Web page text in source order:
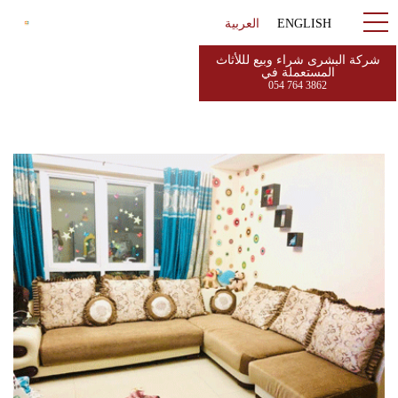
العربية ENGLISH
شركة البشرى شراء وبيع لللأثاث
المستعملة في
054 764 3862